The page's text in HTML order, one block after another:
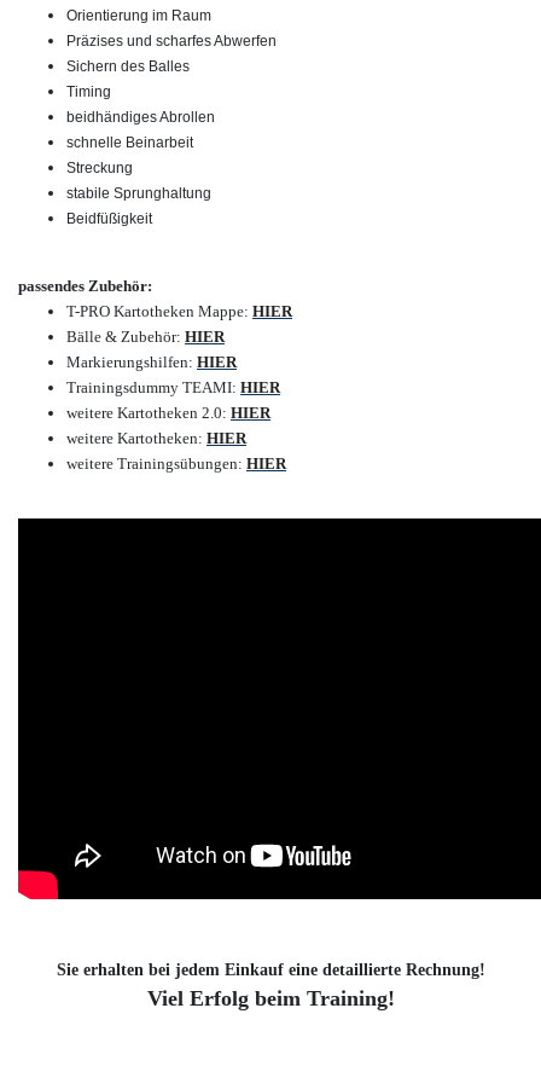
Orientierung im Raum
Präzises und scharfes Abwerfen
Sichern des Balles
Timing
beidhändiges Abrollen
schnelle Beinarbeit
Streckung
stabile Sprunghaltung
Beidfüßigkeit
passendes Zubehör:
T-PRO Kartotheken Mappe: HIER
Bälle & Zubehör: HIER
Markierungshilfen: HIER
Trainingsdummy TEAMI: HIER
weitere Kartotheken 2.0: HIER
weitere Kartotheken: HIER
weitere Trainingsübungen: HIER
Sie erhalten bei jedem Einkauf eine detaillierte Rechnung!
Viel Erfolg beim Training!